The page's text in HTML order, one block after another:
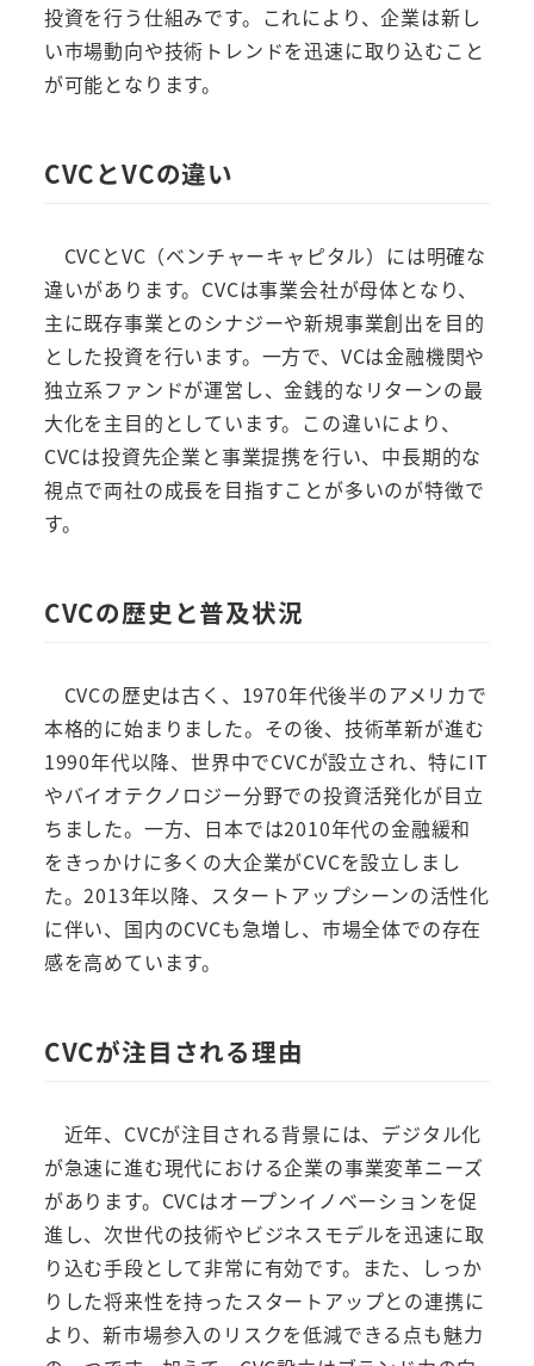
投資を行う仕組みです。これにより、企業は新し
い市場動向や技術トレンドを迅速に取り込むこと
が可能となります。
CVCとVCの違い
CVCとVC（ベンチャーキャピタル）には明確な
違いがあります。CVCは事業会社が母体となり、
主に既存事業とのシナジーや新規事業創出を目的
とした投資を行います。一方で、VCは金融機関や
独立系ファンドが運営し、金銭的なリターンの最
大化を主目的としています。この違いにより、
CVCは投資先企業と事業提携を行い、中長期的な
視点で両社の成長を目指すことが多いのが特徴で
す。
CVCの歴史と普及状況
CVCの歴史は古く、1970年代後半のアメリカで
本格的に始まりました。その後、技術革新が進む
1990年代以降、世界中でCVCが設立され、特にIT
やバイオテクノロジー分野での投資活発化が目立
ちました。一方、日本では2010年代の金融緩和
をきっかけに多くの大企業がCVCを設立しまし
た。2013年以降、スタートアップシーンの活性化
に伴い、国内のCVCも急増し、市場全体での存在
感を高めています。
CVCが注目される理由
近年、CVCが注目される背景には、デジタル化
が急速に進む現代における企業の事業変革ニーズ
があります。CVCはオープンイノベーションを促
進し、次世代の技術やビジネスモデルを迅速に取
り込む手段として非常に有効です。また、しっか
りした将来性を持ったスタートアップとの連携に
より、新市場参入のリスクを低減できる点も魅力